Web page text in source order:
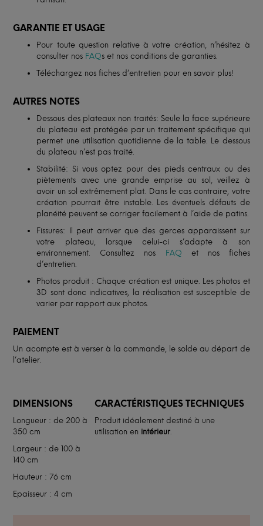
GARANTIE ET USAGE
Pour toute question relative à votre création, n’hésitez à
consulter nos FAQs et nos conditions de garanties.
Téléchargez nos fiches d’entretien pour en savoir plus!
AUTRES NOTES
Dessous des plateaux non traités: Seule la face supérieure
du plateau est protégée par un traitement spécifique qui
permet une utilisation quotidienne de la table. Le dessous
du plateau n’est pas traité.
Stabilité: Si vous optez pour des pieds centraux ou des
piètements avec une grande emprise au sol, veillez à
avoir un sol extrêmement plat. Dans le cas contraire, votre
création pourrait être instable. Les éventuels défauts de
planéité peuvent se corriger facilement à l’aide de patins.
Fissures: Il peut arriver que des gerces apparaissent sur
votre plateau, lorsque celui-ci s’adapte à son
environnement. Consultez nos
FAQ et nos fiches
d’entretien.
Photos produit : Chaque création est unique. Les photos et
3D sont donc indicatives, la réalisation est susceptible de
varier par rapport aux photos.
PAIEMENT
Un acompte est à verser à la commande, le solde au départ de
l’atelier.
DIMENSIONS
Longueur : de 200 à
350 cm
Largeur : de 100 à
140 cm
Hauteur : 76 cm
Epaisseur : 4 cm
CARACTÉRISTIQUES TECHNIQUES
Produit idéalement destiné à une
utilisation en intérieur.